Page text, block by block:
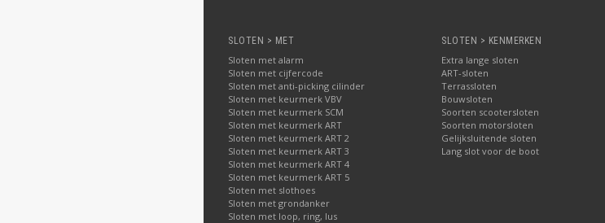
SLOTEN > MET
Sloten met alarm
Sloten met cijfercode
Sloten met anti-picking cilinder
Sloten met keurmerk VBV
Sloten met keurmerk SCM
Sloten met keurmerk ART
Sloten met keurmerk ART 2
Sloten met keurmerk ART 3
Sloten met keurmerk ART 4
Sloten met keurmerk ART 5
Sloten met slothoes
Sloten met grondanker
Sloten met loop, ring, lus
SLOTEN > KENMERKEN
Extra lange sloten
ART-sloten
Terrassloten
Bouwsloten
Soorten scootersloten
Soorten motorsloten
Gelijksluitende sloten
Lang slot voor de boot